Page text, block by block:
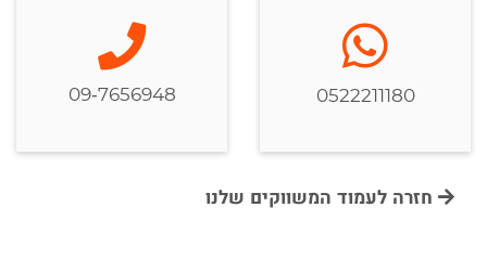
0522211180
09-7656948
חזרה לעמוד המשווקים שלנו